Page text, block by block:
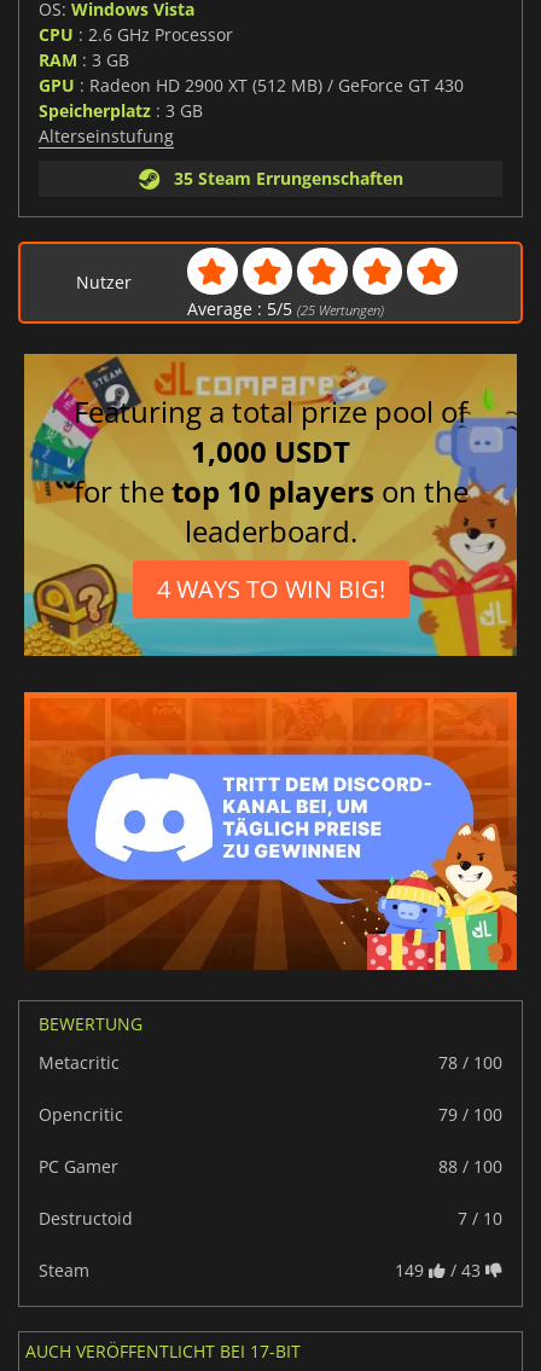
OS: Windows Vista
CPU : 2.6 GHz Processor
RAM : 3 GB
GPU : Radeon HD 2900 XT (512 MB) / GeForce GT 430
Speicherplatz : 3 GB
Alterseinstufung
35 Steam Errungenschaften
Nutzer
Average : 5/5 (25Wertungen)
Featuring a total prize pool of
1,000 USDT
for thetop 10 players on the
leaderboard.
4 WAYS TO WIN BIG!
BEWERTUNG
Metacritic
78 / 100
Opencritic 79 / 100
PC Gamer 88 / 100
Destructoid 7 / 10
Steam 149 / 43
AUCH VERÖFFENTLICHT BEI 17-BIT